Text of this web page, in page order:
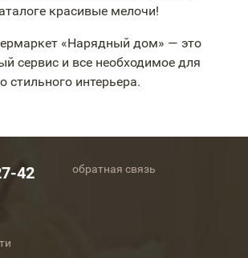
красивые мелочи!
«Нарядный дом» — это
сервис и все необходимое для
стильного интерьера.
42 обратная связь